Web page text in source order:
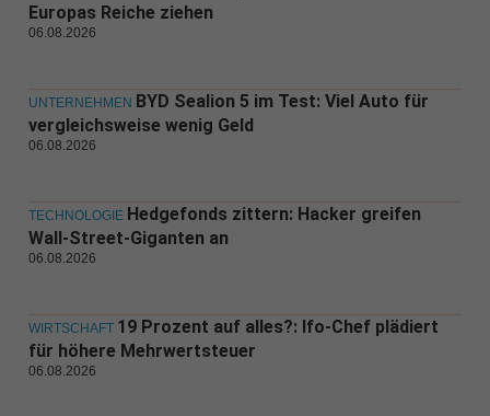
Europas Reiche ziehen
06.08.2026
UNTERNEHMEN BYD Sealion 5 im Test: Viel Auto für
vergleichsweise wenig Geld
06.08.2026
TECHNOLOGIE Hedgefonds zittern: Hacker greifen
Wall-Street-Giganten an
06.08.2026
WIRTSCHAFT 19 Prozent auf alles?: Ifo-Chef plädiert
für höhere Mehrwertsteuer
06.08.2026